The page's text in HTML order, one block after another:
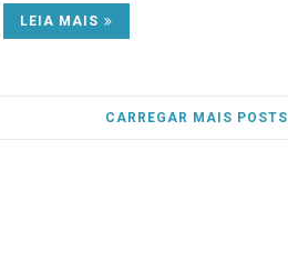
LEIA MAIS
CARREGAR MAIS POSTS